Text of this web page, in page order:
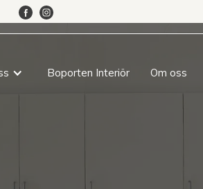
Boporten Interiör Om oss